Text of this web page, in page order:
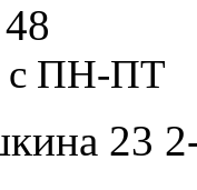
с ПН-ПТ
23